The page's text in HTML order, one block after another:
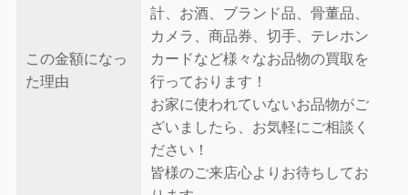
この金額になっ
た理由
計、お酒、ブランド品、骨董品、
カメラ、商品券、切手、テレホン
カードなど様々なお品物の買取を
行っております！
お家に使われていないお品物がご
ざいましたら、お気軽にご相談く
ださい！
皆様のご来店心よりお待ちしてお